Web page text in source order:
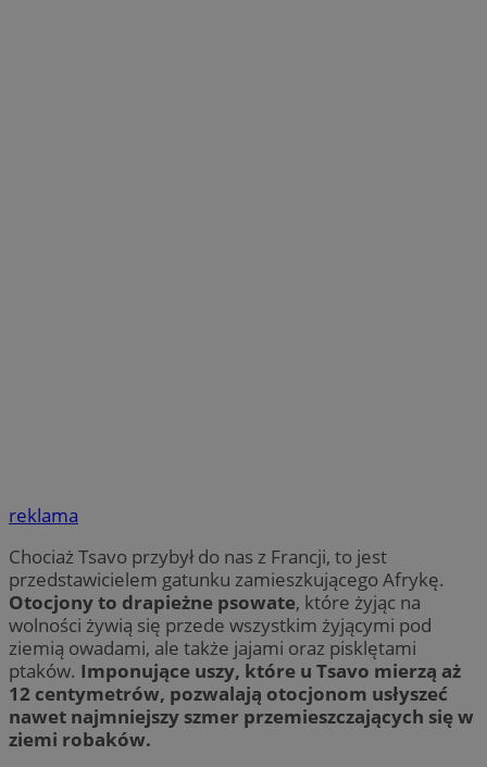
reklama
Chociaż Tsavo przybył do nas z Francji, to jest
przedstawicielem gatunku zamieszkującego Afrykę.
Otocjony to drapieżne psowate, które żyjąc na
wolności żywią się przede wszystkim żyjącymi pod
ziemią owadami, ale także jajami oraz pisklętami
ptaków. Imponujące uszy, które u Tsavo mierzą aż
12 centymetrów, pozwalają otocjonom usłyszeć
nawet najmniejszy szmer przemieszczających się w
ziemi robaków.